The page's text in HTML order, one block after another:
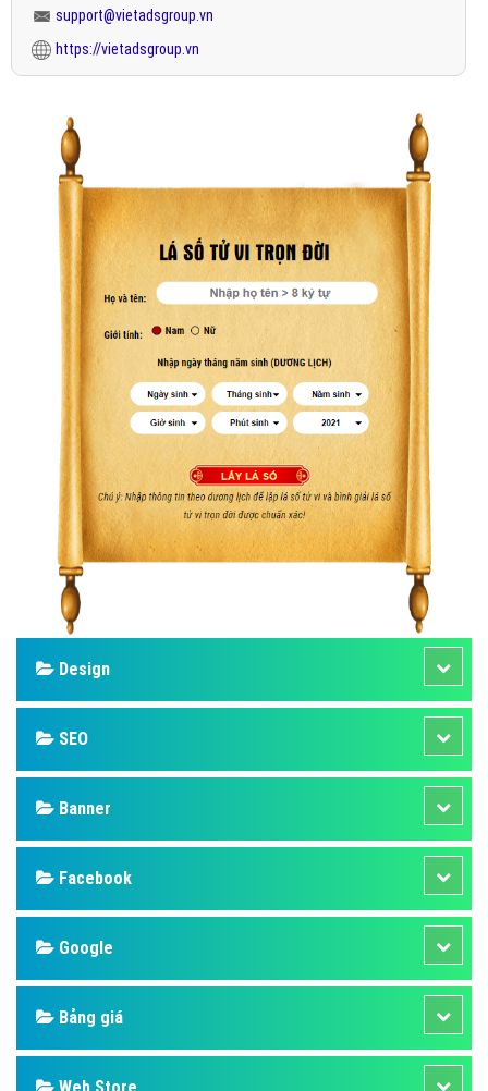
support@vietadsgroup.vn
https://vietadsgroup.vn
Design
SEO
Banner
Facebook
Google
Bảng giá